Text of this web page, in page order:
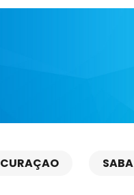
CURAÇAO SABA